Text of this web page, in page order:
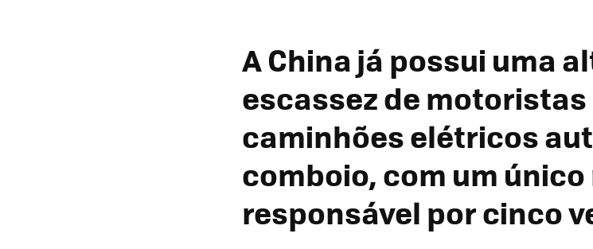
A China já possui uma
escassez de
caminhões elétricos
comboio, com um
responsável por cinco